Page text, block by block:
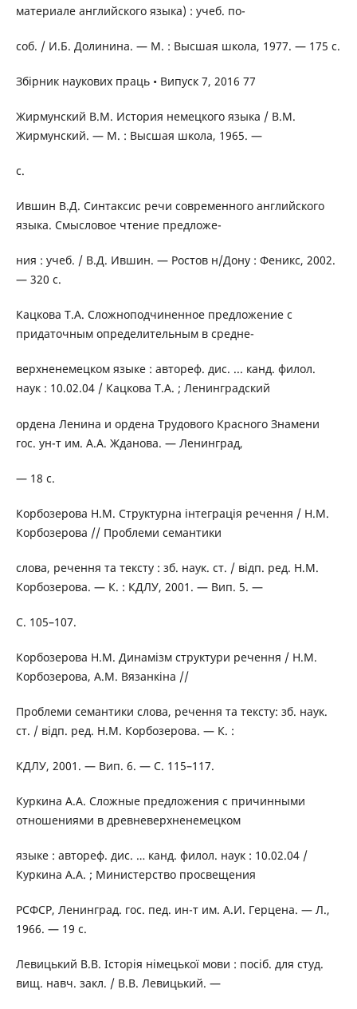
материале английского языка) : учеб. по-
соб. / И.Б. Долинина. — М. : Высшая школа, 1977. — 175 с.
Збірник наукових праць • Випуск 7, 2016 77
Жирмунский В.М. История немецкого языка / В.М.
Жирмунский. — М. : Высшая школа, 1965. —
c.
Ившин В.Д. Синтаксис речи современного английского
языка. Смысловое чтение предложе-
ния : учеб. / В.Д. Ившин. — Ростов н/Дону : Феникс, 2002.
— 320 с.
Кацкова Т.А. Сложноподчиненное предложение с
придаточным определительным в средне-
верхненемецком языке : автореф. дис. ... канд. филол.
наук : 10.02.04 / Кацкова Т.А. ; Ленинградский
ордена Ленина и ордена Трудового Красного Знамени
гос. ун-т им. А.А. Жданова. — Ленинград,
— 18 с.
Корбозерова Н.М. Структурна інтеграція речення / Н.М.
Корбозерова // Проблеми семантики
слова, речення та тексту : зб. наук. ст. / відп. ред. Н.М.
Корбозерова. — К. : КДЛУ, 2001. — Вип. 5. —
С. 105–107.
Корбозерова Н.М. Динамізм структури речення / Н.М.
Корбозерова, А.М. Вязанкіна //
Проблеми семантики слова, речення та тексту: зб. наук.
ст. / відп. ред. Н.М. Корбозерова. — К. :
КДЛУ, 2001. — Вип. 6. — С. 115–117.
Куркина А.А. Сложные предложения с причинными
отношениями в древневерхненемецком
языке : автореф. дис. … канд. филол. наук : 10.02.04 /
Куркина А.А. ; Министерство просвещения
РСФСР, Ленинград. гос. пед. ин-т им. А.И. Герцена. — Л.,
1966. — 19 с.
Левицький В.В. Історія німецької мови : посіб. для студ.
вищ. навч. закл. / В.В. Левицький. —